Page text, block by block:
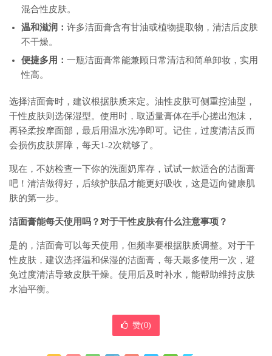
混合性皮肤。
温和滋润： 许多洁面膏含有甘油或植物提取物，清洁后皮肤
不干燥。
便捷多用： 一瓶洁面膏常能兼顾日常清洁和简单卸妆，实用
性高。
选择洁面膏时，建议根据肤质来定。油性皮肤可侧重控油型，
干性皮肤则选保湿型。使用时，取适量膏体在手心搓出泡沫，
再轻柔按摩面部，最后用温水洗净即可。记住，过度清洁反而
会损伤皮肤屏障，每天1-2次就够了。
现在，不妨检查一下你的洗面奶库存，试试一款适合的洁面膏
吧！清洁做得好，后续护肤品才能更好吸收，这是迈向健康肌
肤的第一步。
洁面膏能每天使用吗？对于干性皮肤有什么注意事项？
是的，洁面膏可以每天使用，但频率要根据肤质调整。对于干
性皮肤，建议选择温和保湿的洁面膏，每天最多使用一次，避
免过度清洁导致皮肤干燥。使用后及时补水，能帮助维持皮肤
水油平衡。
赞(0)